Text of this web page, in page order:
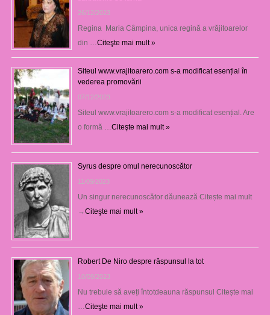
26/12/2023
Regina Maria Câmpina, unica regină a vrăjitoarelor
din … Citeşte mai mult »
Siteul www.vrajitoarero.com s-a modificat esențial în
vederea promovării
07/12/2023
Siteul www.vrajitoarero.com s-a modificat esențial. Are
o formă … Citeşte mai mult »
Syrus despre omul nerecunoscător
11/09/2023
Un singur nerecunoscător dăunează Citește mai mult
→Citeşte mai mult »
Robert De Niro despre răspunsul la tot
10/09/2023
Nu trebuie să aveți întotdeauna răspunsul Citește mai
Citeşte mai mult »